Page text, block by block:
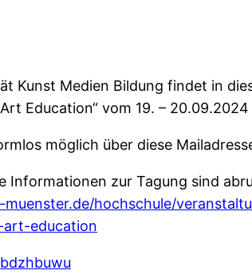
Kunst Medien Bildung findet in
Education“ vom 19. –
möglich über diese
Informationen zur Tagung sind
hochschule/
education